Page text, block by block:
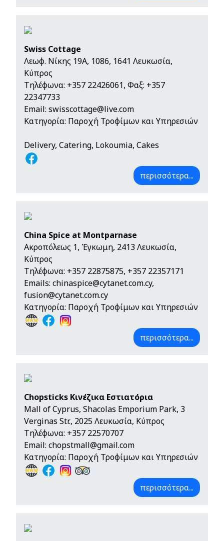
Swiss Cottage
Λεωφ. Νίκης 19Α, 1086, 1641 Λευκωσία,
Κύπρος
Τηλέφωνα: +357 22426061, Φαξ: +357
22347733
Email: swisscottage@live.com
Κατηγορία: Παροχή Τροφίμων και Υπηρεσιών
Delivery, Catering, Lokoumia, Cakes
περισσότερα...
China Spice at Montparnase
Ακροπόλεως 1, Έγκωμη, 2413 Λευκωσία,
Κύπρος
Τηλέφωνα: +357 22875875, +357 22357171
Emails: chinaspice@cytanet.com.cy,
fusion@cytanet.com.cy
Κατηγορία: Παροχή Τροφίμων και Υπηρεσιών
περισσότερα...
Chopsticks Κινέζικα Εστιατόρια
Mall of Cyprus, Shacolas Emporium Park, 3
Verginas Str., 2025 Λευκωσία, Κύπρος
Τηλέφωνα: +357 22570707
Email: chopstmall@gmail.com
Κατηγορία: Παροχή Τροφίμων και Υπηρεσιών
περισσότερα...